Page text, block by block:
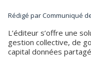
Rédigé par Communiqué
L’éditeur s’offre une
gestion collective, de
capital données